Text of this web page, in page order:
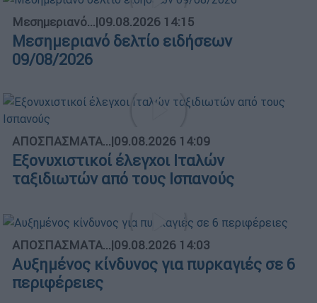
Μεσημεριανό...|09.08.2026 14:15
Μεσημεριανό δελτίο ειδήσεων
09/08/2026
ΑΠΟΣΠΑΣΜΑΤΑ...|09.08.2026 14:09
Εξονυχιστικοί έλεγχοι Ιταλών
ταξιδιωτών από τους Ισπανούς
ΑΠΟΣΠΑΣΜΑΤΑ...|09.08.2026 14:03
Αυξημένος κίνδυνος για πυρκαγιές σε 6
περιφέρειες